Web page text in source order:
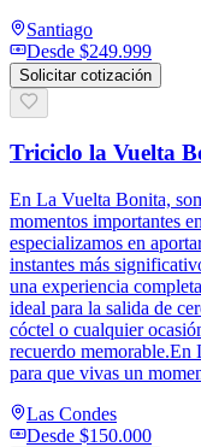
Santiago
Desde $249.999
Solicitar cotización
Triciclo la Vuelta
En La Vuelta Bonita,
momentos importantes
especializamos en
instantes más
una experiencia
ideal para la salida de
cóctel o cualquier
recuerdo memorable.En
para que vivas un
Las Condes
Desde $150.000